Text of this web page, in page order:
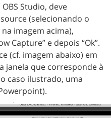
Studio, deve
(selecionando o
imagem acima),
Capture” e depois “Ok”.
(cf. imagem abaixo) em
janela que corresponde à
caso ilustrado, uma